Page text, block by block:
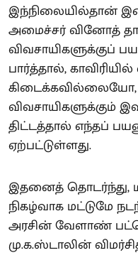
இந்நிலையில்தான்
அமைச்சர் வினோத்
விவசாயிகளுக்குப்
பார்த்தால்,
விவசாயிகளுக்கும்
திட்டத்தால் எந்தப்
ஏற்பட்டுள்ளது.
இதனைத் தொடர்ந்து,
நிகழ்வாக மட்டுமே
அரசின் வேளாண்
மு.க.ஸ்டாலின்